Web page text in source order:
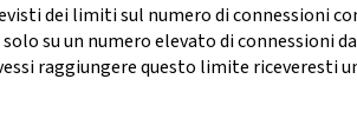
dei limiti sul numero di connessioni
su un numero elevato di connessioni
raggiungere questo limite riceveresti